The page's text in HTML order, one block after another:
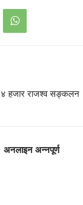
हजार राजश्व सङ्कलन
अनलाइन अन्नपूर्ण